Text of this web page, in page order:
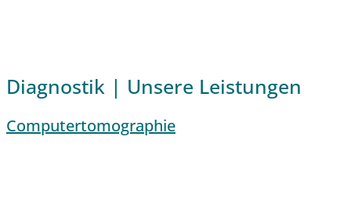
Diagnostik | Unsere Leistungen
Computertomographie